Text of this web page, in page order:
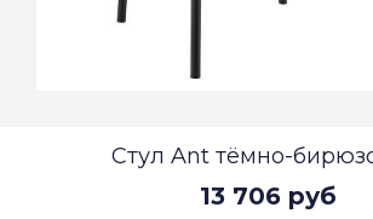
Стул Ant тёмно-
13 706 руб